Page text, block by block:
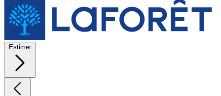
Estimer